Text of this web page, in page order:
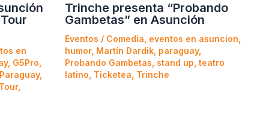
en
, G5Pro
,
,
Trinche presenta “Probando
Gambetas” en Asunción
Eventos / Comedia eventos en asuncion
humor, Martín Dardik paraguay,
Probando Gambetas stand up ,teatro
latino Ticketea Trinche